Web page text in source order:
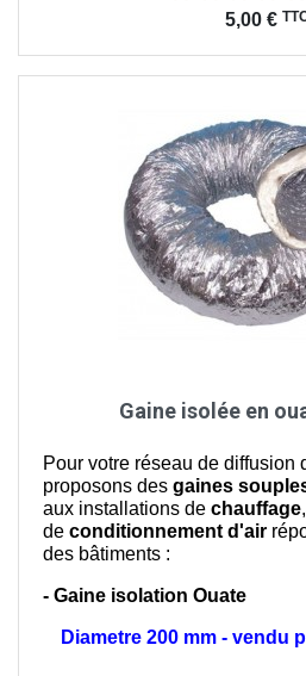
5,00 €
Gaine isolée en
Pour votre réseau de diffusion
proposons des gaines
aux installations de chauffage
de conditionnement d'air
des bâtiments :
- Gaine isolation Ouate
Diametre 200 mm - vendu